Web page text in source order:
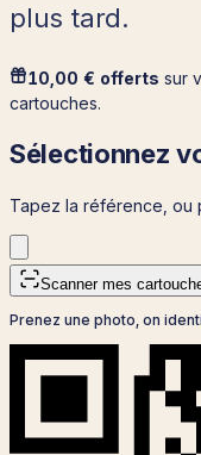
plus tard.
10,00 € offerts sur
cartouches.
Sélectionnez
Tapez la référence, ou
Scanner mes
Prenez une photo, on